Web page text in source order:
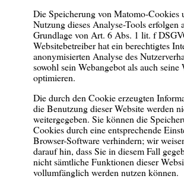
Die Speicherung von Matomo-Cookies
Nutzung dieses Analyse-Tools erfolgen
Grundlage von Art. 6 Abs. 1 lit. f
Websitebetreiber hat ein berechtigtes
anonymisierten Analyse des
sowohl sein Webangebot als auch seine
optimieren.
Die durch den Cookie erzeugten
die Benutzung dieser Website werden
weitergegeben. Sie können die
Cookies durch eine entsprechende
Browser-Software verhindern; wir
darauf hin, dass Sie in diesem Fall
nicht sämtliche Funktionen dieser
vollumfänglich werden nutzen können.